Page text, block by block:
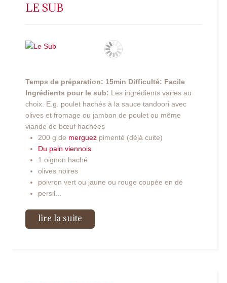
LE SUB
Temps de préparation: 15min Difficulté: Facile
Ingrédients pour le sub: Les ingrédients varies au
choix. E.g. poulet hachés à la sauce tandoori avec
olives et fromage ou jambon de poulet ou même
viande de bœuf hachées
200 g de merguez pimenté (déjà cuite)
Du pain viennois
1 oignon haché
olives noires
poivron vert ou jaune ou rouge coupée en dé
persil...
lire la suite